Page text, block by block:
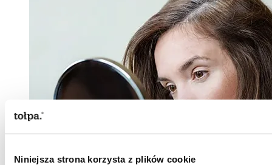
Niniejsza strona korzysta z plików cookie